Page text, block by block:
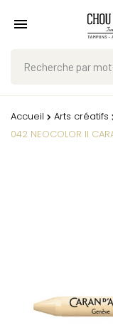
Accueil Arts créatifs
042 NEOCOLOR II